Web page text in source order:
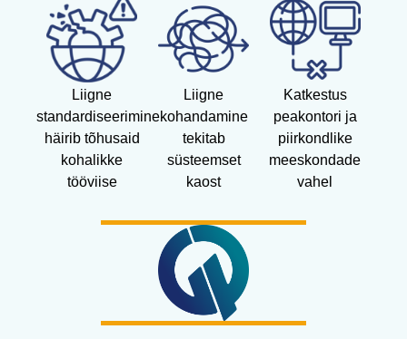
Liigne
standardiseerimine
häirib tõhusaid
kohalikke
tööviise
Liigne
kohandamine
tekitab
süsteemset
kaost
Katkestus
peakontori ja
piirkondlike
meeskondade
vahel